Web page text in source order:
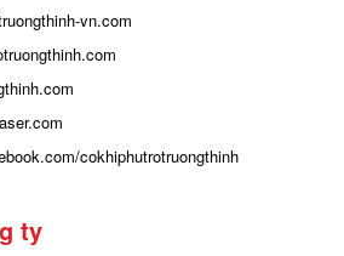
vn.com
cokhiphutrotruongthinh
ty